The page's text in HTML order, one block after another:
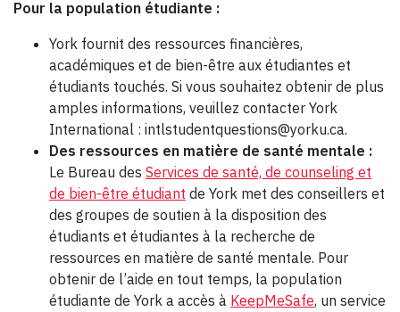
Pour la population étudiante :
York fournit des ressources financières,
académiques et de bien-être aux étudiantes et
étudiants touchés. Si vous souhaitez obtenir de plus
amples informations, veuillez contacter York
International : intlstudentquestions@yorku.ca.
Des ressources en matière de santé mentale :
Le Bureau des Services de santé, de counseling et
de bien-être étudiant de York met des conseillers et
des groupes de soutien à la disposition des
étudiants et étudiantes à la recherche de
ressources en matière de santé mentale. Pour
obtenir de l’aide en tout temps, la population
étudiante de York a accès à KeepMeSafe, un service